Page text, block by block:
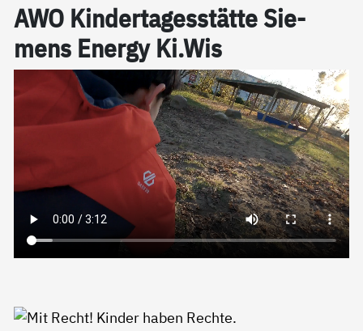
AWO Kin­der­ta­ges­stät­te Sie­
mens En­er­gy Ki.Wis